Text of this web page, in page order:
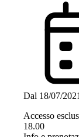
Dal 18/07/2021
Accesso
18.00